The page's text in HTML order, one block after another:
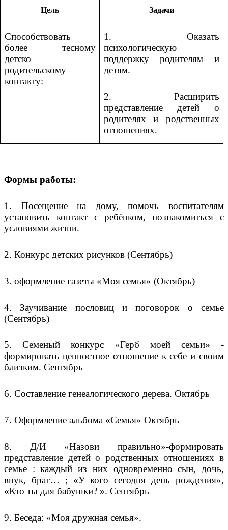
Цель Задачи
Способствовать
более тесному
детско–
родительскому
контакту:
1. Оказать
психологическую
поддержку родителям и
детям.
2. Расширить
представление детей о
родителях и родственных
отношениях.
Формы работы:
1. Посещение на дому, помочь воспитателям
установить контакт с ребёнком, познакомиться с
условиями жизни.
2. Конкурс детских рисунков (Сентябрь)
3. оформление газеты «Моя семья» (Октябрь)
4. Заучивание пословиц и поговорок о семье
(Сентябрь)
5. Семеный конкурс «Герб моей семьи» -
формировать ценностное отношение к себе и своим
близким. Сентябрь
6. Составление генеалогического дерева. Октябрь
7. Оформление альбома «Семья» Октябрь
8. Д/И «Назови правильно»-формировать
представление детей о родственных отношениях в
семье : каждый из них одновременно сын, дочь,
внук, брат… ; «У кого сегодня день рождения»,
«Кто ты для бабушки? ». Сентябрь
9. Беседа: «Моя дружная семья».